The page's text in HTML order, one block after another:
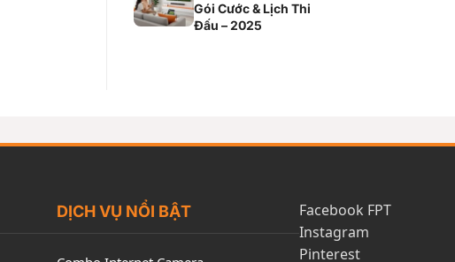
Gói Cước & Lịch Thi
Đấu – 2025
DỊCH VỤ NỔI BẬT
Facebook FPT
Instagram
Pinterest